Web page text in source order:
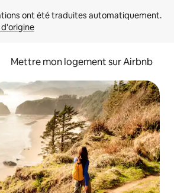
Mettre mon logement sur Airbnb